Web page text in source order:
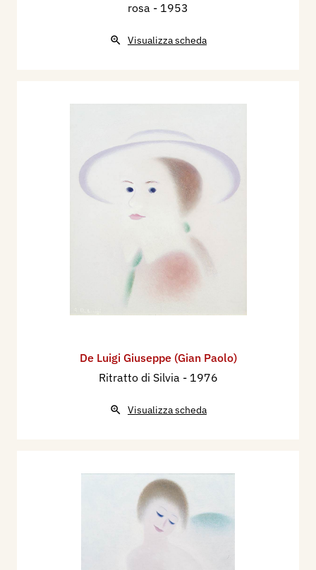
rosa - 1953
Visualizza scheda
De Luigi Giuseppe (Gian Paolo)
Ritratto di Silvia - 1976
Visualizza scheda